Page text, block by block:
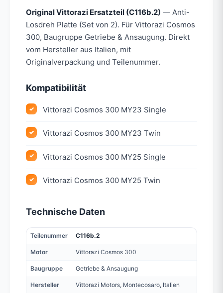
Original Vittorazi Ersatzteil (C116b.2) — Anti-
Losdreh Platte (Set von 2). Für Vittorazi Cosmos
300, Baugruppe Getriebe & Ansaugung. Direkt
vom Hersteller aus Italien, mit
Originalverpackung und Teilenummer.
Kompatibilität
Vittorazi Cosmos 300 MY23 Single
Vittorazi Cosmos 300 MY23 Twin
Vittorazi Cosmos 300 MY25 Single
Vittorazi Cosmos 300 MY25 Twin
Technische Daten
Teilenummer C116b.2
Motor Vittorazi Cosmos 300
Baugruppe Getriebe & Ansaugung
Hersteller Vittorazi Motors, Montecosaro, Italien